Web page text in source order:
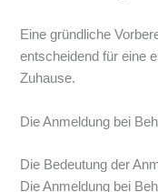
Eine gründliche
entscheidend für eine
Zuhause.
Die Anmeldung bei
Die Bedeutung der
Die Anmeldung bei